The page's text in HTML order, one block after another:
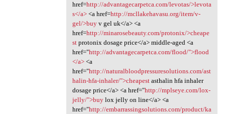
href=http://advantagecarpetca.com/levotas/>levota
s</a><a href=http://mcllakehavasu.org/item/v-
gel/>buyv gel uk</a> <a
href=http://minarosebeauty.com/protonix/>cheape
stprotonix dosage price</a> middle-aged <a
href="http://advantagecarpetca.com/flood/">flood
</a><a
href="http://naturalbloodpressuresolutions.com/ast
halin-hfa-inhaler/">cheapestasthalin hfa inhaler
dosage price</a> <a href="http://mplseye.com/lox-
jelly/">buylox jelly on line</a> <a
href="http://embarrassingsolutions.com/product/ka